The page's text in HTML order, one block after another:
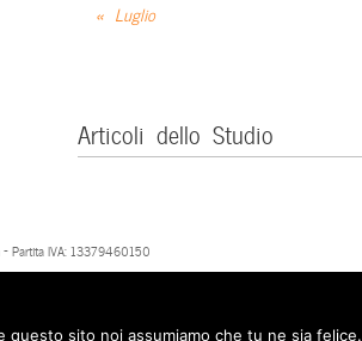
« Luglio
Articoli dello Studio
- Partita IVA: 13379460150
sito noi assumiamo che tu ne sia felice.